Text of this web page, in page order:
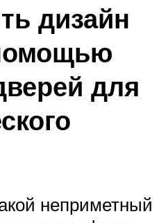
дизайн
для
неприметный